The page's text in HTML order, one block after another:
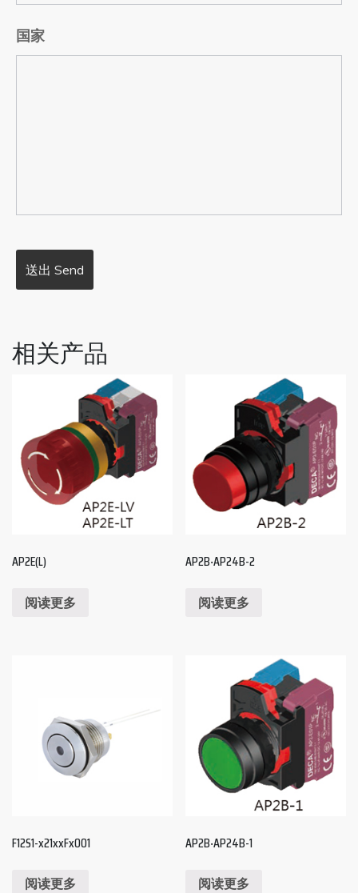
国家
相关产品
AP2E(L)
阅读更多
AP2B‧AP24B-2
阅读更多
F12S1-x21xxFx001
阅读更多
AP2B‧AP24B-1
阅读更多